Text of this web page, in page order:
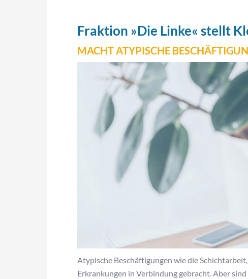
Fraktion »Die Linke« stellt
MACHT ATYPISCHE
Atypische Beschäftigungen wie die
Erkrankungen in Verbindung gebracht. Aber